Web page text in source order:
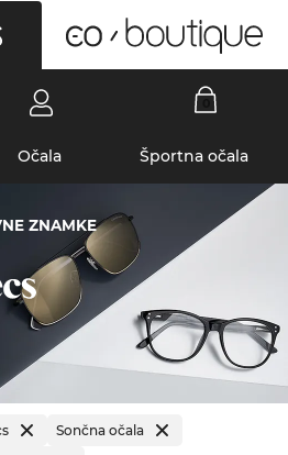
Očala Športna očala
ZNAMKE
Sončna očala